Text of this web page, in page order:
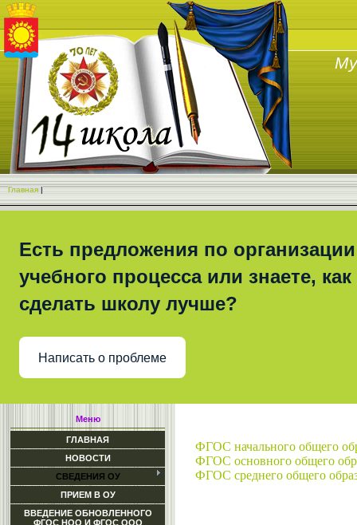
Главная |
Есть предложения по организации
учебного процесса или знаете, как
сделать школу лучше?
Написать о проблеме
Меню
ГЛАВНАЯ
НОВОСТИ
СВЕДЕНИЯ ОУ
ПРИЕМ В ОУ
ВВЕДЕНИЕ ОБНОВЛЕННОГО
ФГОС НОО И ФГОС ООО
ФГОС начального общего
ФГОС основного общего
ФГОС среднего общего